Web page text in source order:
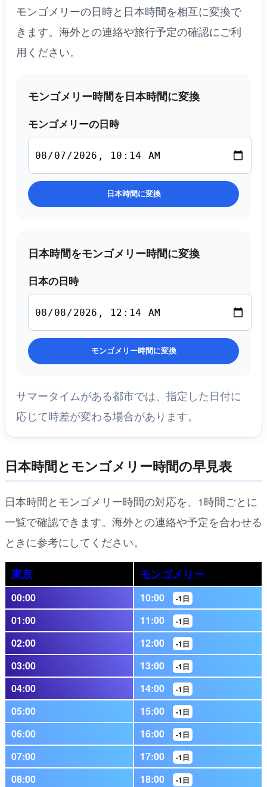
モンゴメリーの日時と日本時間を相互に変換で
きます。海外との連絡や旅行予定の確認にご利
用ください。
モンゴメリー時間を日本時間に変換
モンゴメリーの日時
日本時間に変換
日本時間をモンゴメリー時間に変換
日本の日時
モンゴメリー時間に変換
サマータイムがある都市では、指定した日付に
応じて時差が変わる場合があります。
日本時間とモンゴメリー時間の早見表
日本時間とモンゴメリー時間の対応を、1時間ごとに
一覧で確認できます。海外との連絡や予定を合わせる
ときに参考にしてください。
東京 モンゴメリー
00:00 10:00 -1日
01:00 11:00 -1日
02:00 12:00 -1日
03:00 13:00 -1日
04:00 14:00 -1日
05:00 15:00 -1日
06:00 16:00 -1日
07:00 17:00 -1日
08:00 18:00 -1日